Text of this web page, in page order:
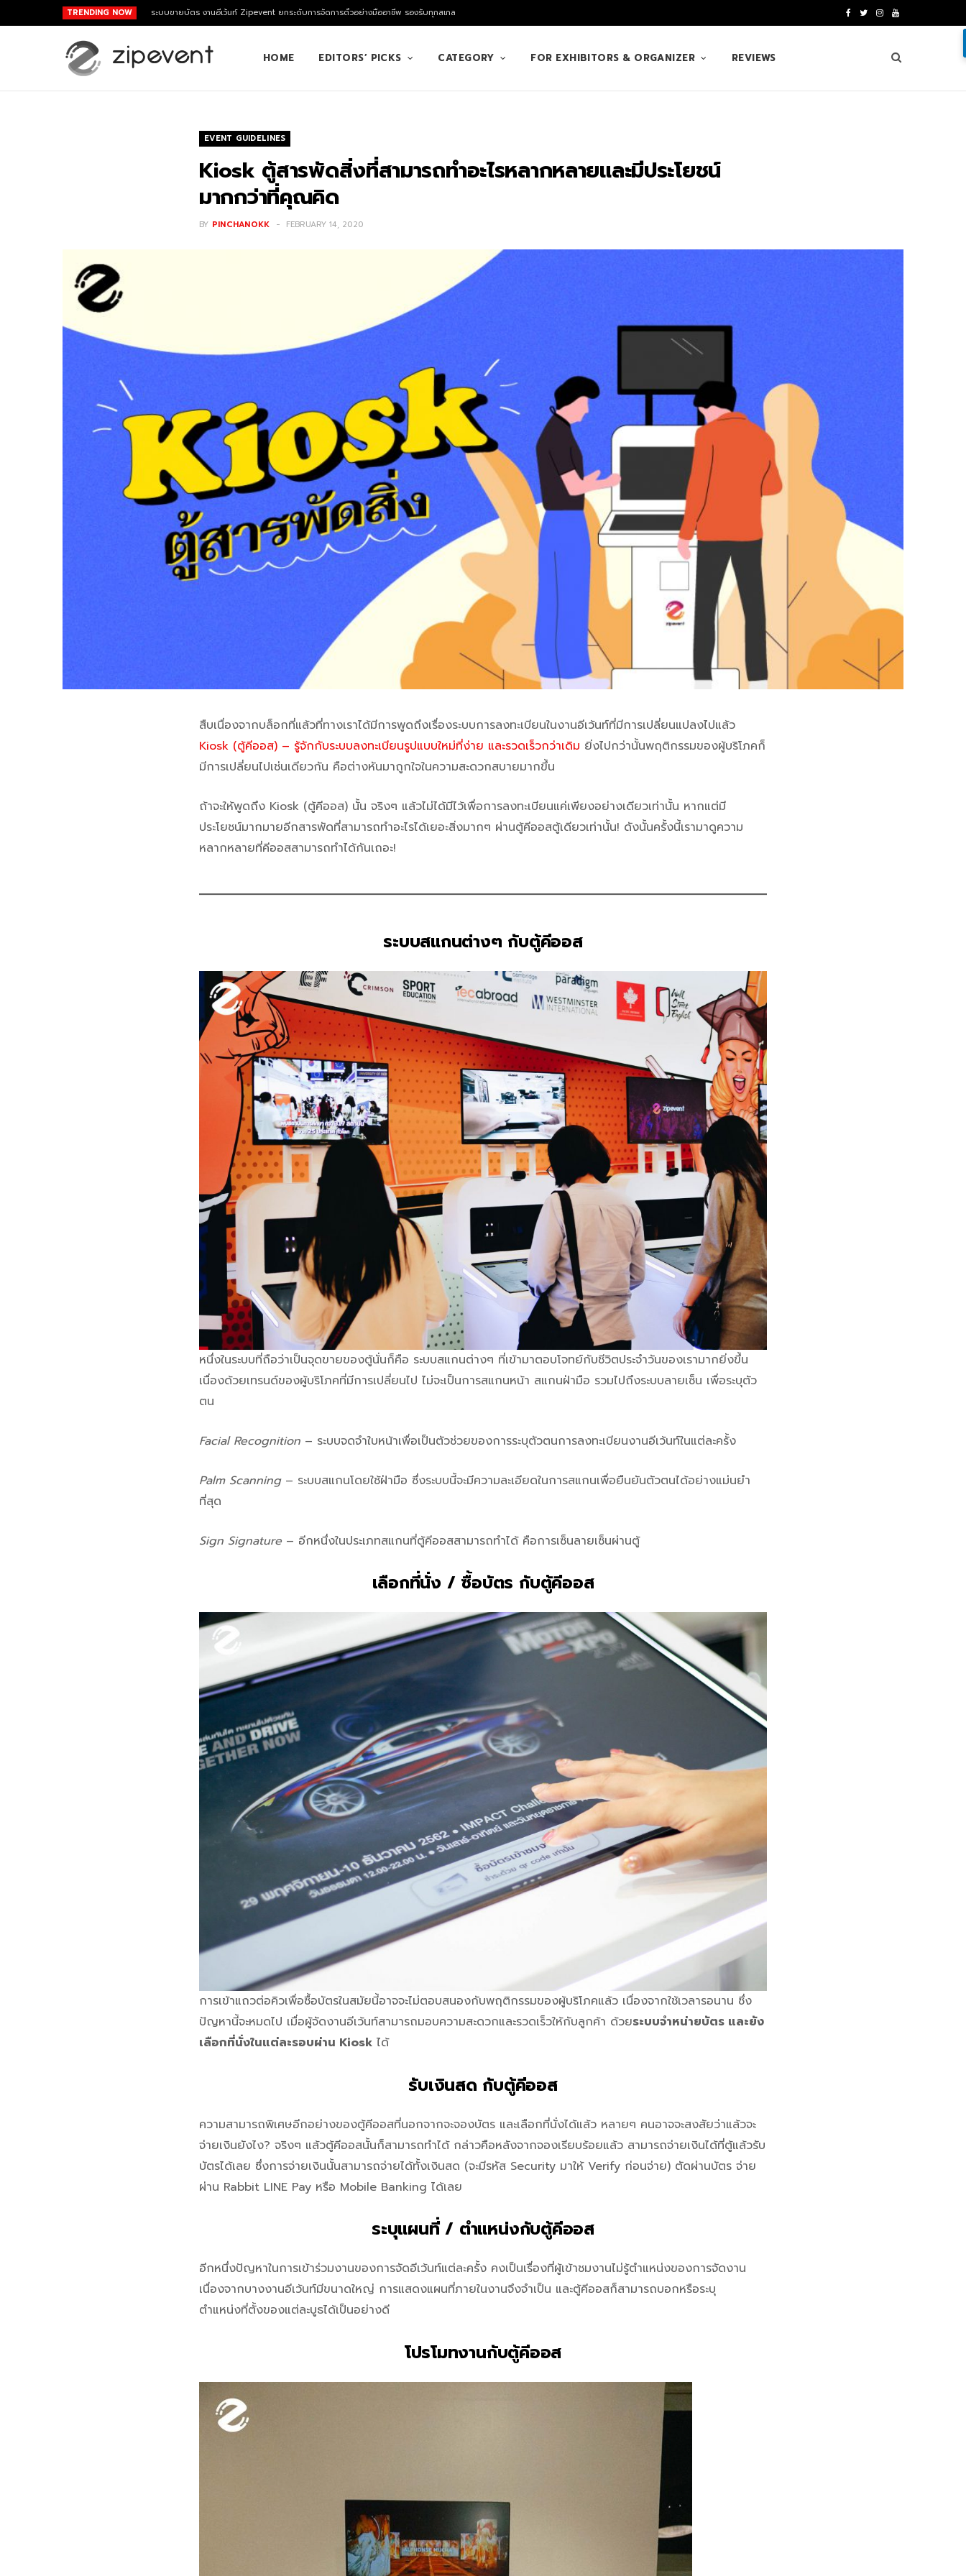
TRENDING NOW ระบบขายบัตร งานอีเว้นท์ Zipevent ยกระดับการจัดการตั๋วอย่างมืออาชีพ รองรับทุกสเกล
e
T
t
I
t
Y
u
T
HOME EDITORS’ PICKS CATEGORY FOR EXHIBITORS & ORGANIZER REVIEWS
EVENT GUIDELINES
Kiosk ตู้สารพัดสิ่งที่สามารถทำอะไรหลากหลายและมีประโยชน์
มากกว่าที่คุณคิด
BY PINCHANOKK FEBRUARY 14, 2020
สืบเนื่องจากบล็อกที่แล้วที่ทางเราได้มีการพูดถึงเรื่องระบบการลงทะเบียนในงานอีเว้นท์ที่มีการเปลี่ยนแปลงไปแล้ว
Kiosk (ตู้คีออส) – รู้จักกับระบบลงทะเบียนรูปแบบใหม่ที่ง่าย และรวดเร็วกว่าเดิม ยิ่งไปกว่านั้นพฤติกรรมของผู้บริโภคก็
มีการเปลี่ยนไปเช่นเดียวกัน คือต่างหันมาถูกใจในความสะดวกสบายมากขึ้น
ถ้าจะให้พูดถึง Kiosk (ตู้คีออส) นั้น จริงๆ แล้วไม่ได้มีไว้เพื่อการลงทะเบียนแค่เพียงอย่างเดียวเท่านั้น หากแต่มี
ประโยชน์มากมายอีกสารพัดที่สามารถทำอะไรได้เยอะสิ่งมากๆ ผ่านตู้คีออสตู้เดียวเท่านั้น! ดังนั้นครั้งนี้เรามาดูความ
หลากหลายที่คีออสสามารถทำได้กันเถอะ!
ระบบสแกนต่างๆ กับตู้คีออส
หนึ่งในระบบที่ถือว่าเป็นจุดขายของตู้นั่นก็คือ ระบบสแกนต่างๆ ที่เข้ามาตอบโจทย์กับชีวิตประจำวันของเรามากยิ่งขึ้น
เนื่องด้วยเทรนด์ของผู้บริโภคที่มีการเปลี่ยนไป ไม่จะเป็นการสแกนหน้า สแกนฝ่ามือ รวมไปถึงระบบลายเซ็น เพื่อระบุตัว
ตน
Facial Recognition – ระบบจดจำใบหน้าเพื่อเป็นตัวช่วยของการระบุตัวตนการลงทะเบียนงานอีเว้นท์ในแต่ละครั้ง
Palm Scanning– ระบบสแกนโดยใช้ฝ่ามือ ซึ่งระบบนี้จะมีความละเอียดในการสแกนเพื่อยืนยันตัวตนได้อย่างแม่นยำ
ที่สุด
Sign Signature – อีกหนึ่งในประเภทสแกนที่ตู้คีออสสามารถทำได้ คือการเซ็นลายเซ็นผ่านตู้
เลือกที่นั่ง / ซื้อบัตร กับตู้คีออส
การเข้าแถวต่อคิวเพื่อซื้อบัตรในสมัยนี้อาจจะไม่ตอบสนองกับพฤติกรรมของผู้บริโภคแล้ว เนื่องจากใช้เวลารอนาน ซึ่ง
ปัญหานี้จะหมดไป เมื่อผู้จัดงานอีเว้นท์สามารถมอบความสะดวกและรวดเร็วให้กับลูกค้า ด้วยระบบจำหน่ายบัตร และยัง
เลือกที่นั่งในแต่ละรอบผ่าน Kiosk ได้
รับเงินสด กับตู้คีออส
ความสามารถพิเศษอีกอย่างของตู้คีออสที่นอกจากจะจองบัตร และเลือกที่นั่งได้แล้ว หลายๆ คนอาจจะสงสัยว่าแล้วจะ
จ่ายเงินยังไง? จริงๆ แล้วตู้คีออสนั้นก็สามารถทำได้ กล่าวคือหลังจากจองเรียบร้อยแล้ว สามารถจ่ายเงินได้ที่ตู้แล้วรับ
บัตรได้เลย ซึ่งการจ่ายเงินนั้นสามารถจ่ายได้ทั้งเงินสด (จะมีรหัส Security มาให้ Verify ก่อนจ่าย) ตัดผ่านบัตร จ่าย
ผ่าน Rabbit LINE Pay หรือ Mobile Banking ได้เลย
ระบุแผนที่ / ตำแหน่งกับตู้คีออส
อีกหนึ่งปัญหาในการเข้าร่วมงานของการจัดอีเว้นท์แต่ละครั้ง คงเป็นเรื่องที่ผู้เข้าชมงานไม่รู้ตำแหน่งของการจัดงาน
เนื่องจากบางงานอีเว้นท์มีขนาดใหญ่ การแสดงแผนที่ภายในงานจึงจำเป็น และตู้คีออสก็สามารถบอกหรือระบุ
ตำแหน่งที่ตั้งของแต่ละบูธได้เป็นอย่างดี
โปรโมทงานกับตู้คีออส